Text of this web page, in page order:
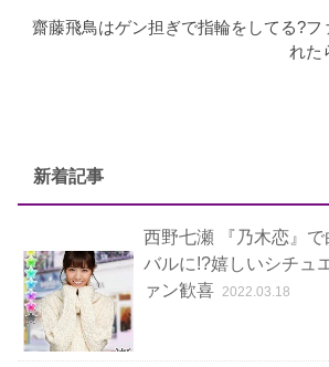
齋藤飛鳥はゲン担ぎで指輪をしてる?フ
れた
新着記事
西野七瀬 『乃木恋』で
バルに!?嬉しいシチュ
ァン歓喜
2022.03.18